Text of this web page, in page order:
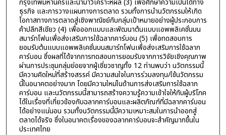
ธุรกิจ และการวางแผนทางการตลาด รวมทั้งการนำนวัตกรรมให้เกิด
โอกาสทางการตลาดสู่เชิงพาณิชย์กับกลุ่มเป้าหมายอย่างผู้ประกอบการ
ค้าปลีกสีเขียว (4) เพื่อออกแบบและพัฒนาต้นแบบแอพพลิเคชั่นบน
สมาร์ทโฟนเพื่อส่งเสริมการใช้ฉลากคาร์บอน (5) เพื่อทดสอบการ
ยอมรับต้นแบบแอพพลิเคชั่นบนสมาร์ทโฟนเพื่อส่งเสริมการใช้ฉลาก
คาร์บอน ซึ่งผลที่ได้จากการทดสอบการยอมรับจากการวิจัยเชิงคุณภาพ
ผ่านการประชุมกลุ่มย่อยจากผู้เชี่ยวชาญทั้ง 12 ท่านพบว่า นวัตกรรมนี้
มีความคิดใหม่ที่สร้างสรรค์ มีความสนใจในการร่วมลงทุน/ใช้นวัตกรรม
นี้ในอนาคตอย่างมาก โดยมีความใหม่ในด้านการส่งเสริมการใช้ฉลาก
คาร์บอน และนวัตกรรมนี้สามารถสร้างความรู้ความเข้าใจให้กับผู้บริโภค
ได้ในเรื่องที่เกี่ยวข้องกับฉลากคาร์บอนและผลิตภัณฑ์ที่มีฉลากคาร์บอน
ได้อย่างแน่นอน รวมทั้งนวัตกรรมนี้มีความเหมาะสมในการนำออกสู่
ตลาดได้จริง ซึ่งในอนาคตเรื่องของฉลากคาร์บอนจะสำคัญมากขึ้นใน
ประเทศไทย